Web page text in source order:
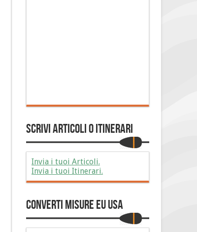
Scrivi Articoli o Itinerari
Invia i tuoi Articoli.
Invia i tuoi Itinerari.
Converti Misure EU USA